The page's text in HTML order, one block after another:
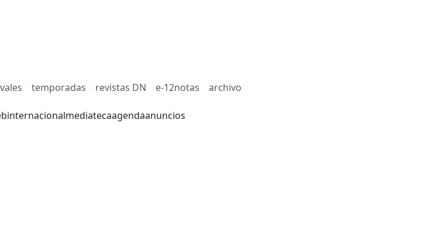
temporadas revistas DN e-12notas archivo
internacionalmediatecaagendaanuncios